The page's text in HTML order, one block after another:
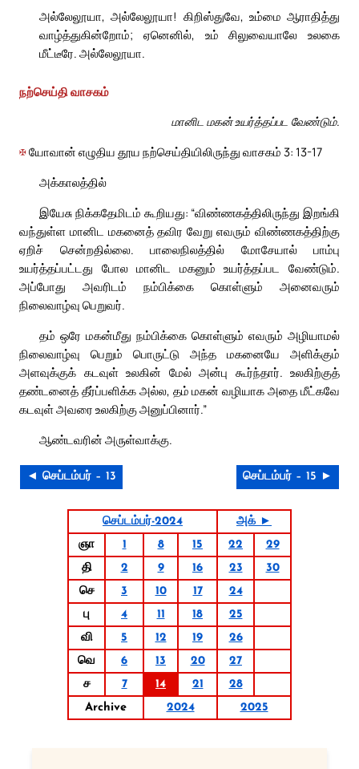
அல்லேலூயா, அல்லேலூயா! கிறிஸ்துவே, உம்மை ஆராதித்து
வாழ்த்துகின்றோம்; ஏனெனில், உம் சிலுவையாலே உலகை
மீட்டீரே. அல்லேலூயா.
நற்செய்தி வாசகம்
மானிட மகன் உயர்த்தப்பட வேண்டும்.
✠யோவான் எழுதிய தூய நற்செய்தியிலிருந்து வாசகம் 3: 13-17
அக்காலத்தில்
இயேசு நிக்கதேமிடம் கூறியது: “விண்ணகத்திலிருந்து இறங்கி
வந்துள்ள மானிட மகனைத் தவிர வேறு எவரும் விண்ணகத்திற்கு
ஏறிச் சென்றதில்லை. பாலைநிலத்தில் மோசேயால் பாம்பு
உயர்த்தப்பட்டது போல மானிட மகனும் உயர்த்தப்பட வேண்டும்.
அப்போது அவரிடம் நம்பிக்கை கொள்ளும் அனைவரும்
நிலைவாழ்வு பெறுவர்.
தம் ஒரே மகன்மீது நம்பிக்கை கொள்ளும் எவரும் அழியாமல்
நிலைவாழ்வு பெறும் பொருட்டு அந்த மகனையே அளிக்கும்
அளவுக்குக் கடவுள் உலகின் மேல் அன்பு கூர்ந்தார். உலகிற்குத்
தண்டனைத் தீர்ப்பளிக்க அல்ல, தம் மகன் வழியாக அதை மீட்கவே
கடவுள் அவரை உலகிற்கு அனுப்பினார்.”
ஆண்டவரின் அருள்வாக்கு.
◄ செப்டம்பர் – 13 செப்டம்பர் – 15 ►
செப்டம்பர்-2024
அக் ►
ஞா
1 8 15 22
29
தி
2 9 16 23
30
செ
3 10 17
24
பு
4 11 18
25
வி
5 12 19
26
வெ
6 13 20
27
ச
7 14 21
28
Archive
2024 2025